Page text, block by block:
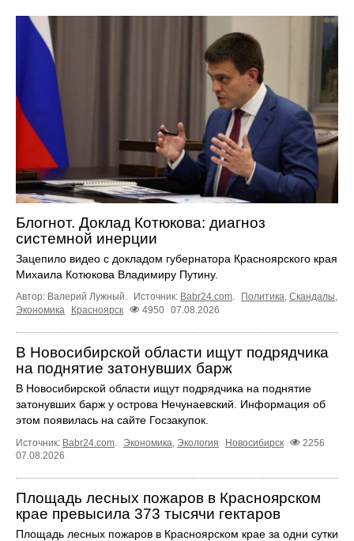
Блогнот. Доклад Котюкова: диагноз
системной инерции
Зацепило видео с докладом губернатора Красноярского края
Михаила Котюкова Владимиру Путину.
Автор: Валерий Лужный. Источник: Babr24.com Политика Скандалы
Экономика
Красноярск 4950 07.08.2026
В Новосибирской области ищут подрядчика
на поднятие затонувших барж
В Новосибирской области ищут подрядчика на поднятие
затонувших барж у острова Нечунаевский. Информация об
этом появилась на сайте Госзакупок.
Источник: Babr24.com Экономика Экология Новосибирск
2256
07.08.2026
Площадь лесных пожаров в Красноярском
крае превысила 373 тысячи гектаров
Площадь лесных пожаров в Красноярском крае за одни сутки